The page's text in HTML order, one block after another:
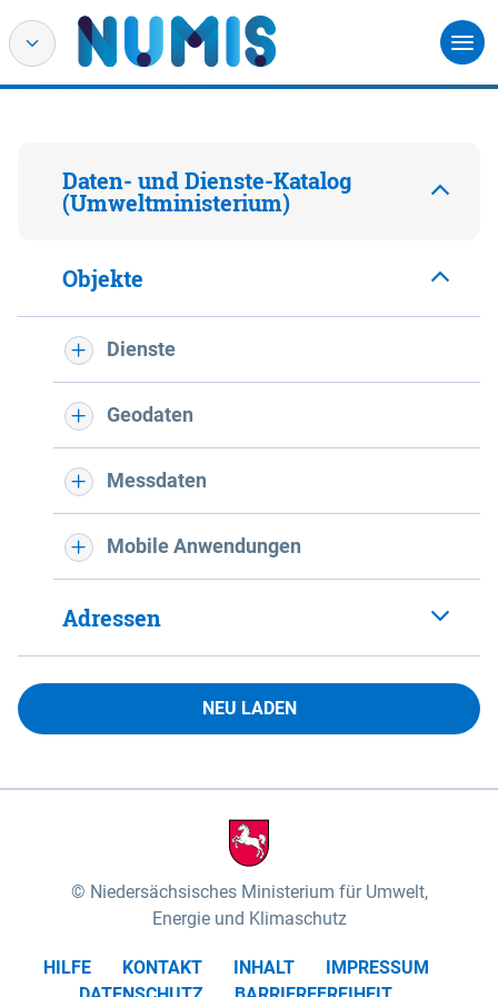
Daten- und Dienste-Katalog
(Umweltministerium)
Objekte
Dienste
Geodaten
Messdaten
Mobile Anwendungen
Adressen
NEU LADEN
Niedersächsisches Ministerium für Umwelt,
Energie und Klimaschutz
HILFE KONTAKT INHALT
IMPRESSUM